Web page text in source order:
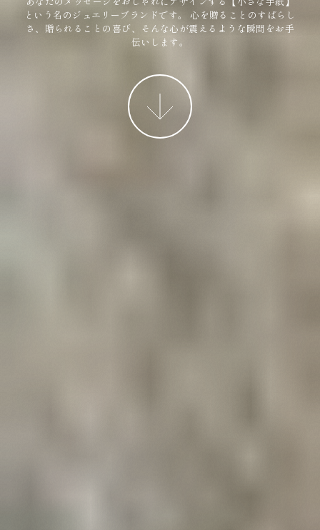
という名のジュエリーブランドです。
心を贈ることのすばらし
さ、贈られることの喜び、そんな心が震えるような瞬間をお手
伝いします。